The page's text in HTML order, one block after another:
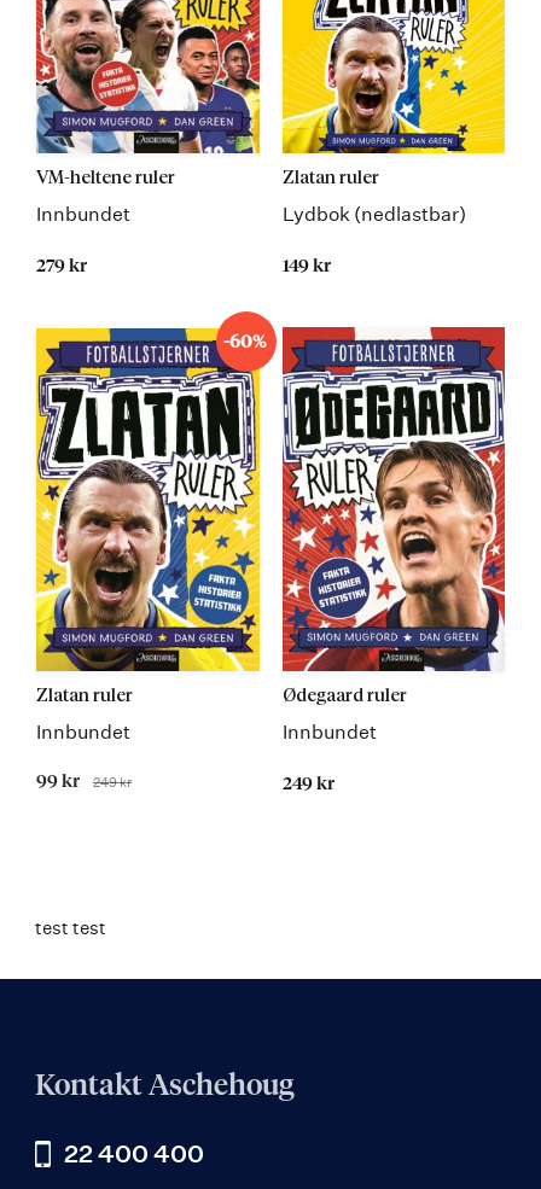
VM-heltene ruler
Innbundet
279 kr
Zlatan ruler
Lydbok (nedlastbar)
149 kr
-60%
Zlatan ruler
Innbundet
Tilbudspris
99 kr Før
249 kr
Ødegaard ruler
Innbundet
249 kr
test test
Kontakt Aschehoug
22 400 400